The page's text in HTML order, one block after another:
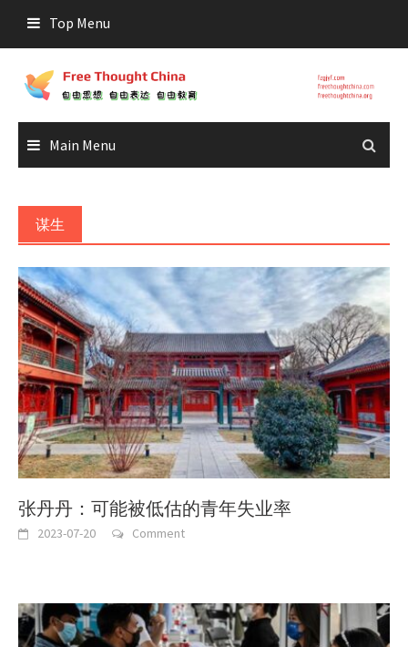
content
Top Menu
Main Menu
谋生
张丹丹：可能被低估的青年失业率
2023-07-20 Comment